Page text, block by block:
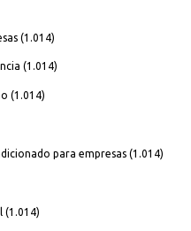
(1.014)
(1.014)
(1.014)
para empresas (1.014)
(1.014)